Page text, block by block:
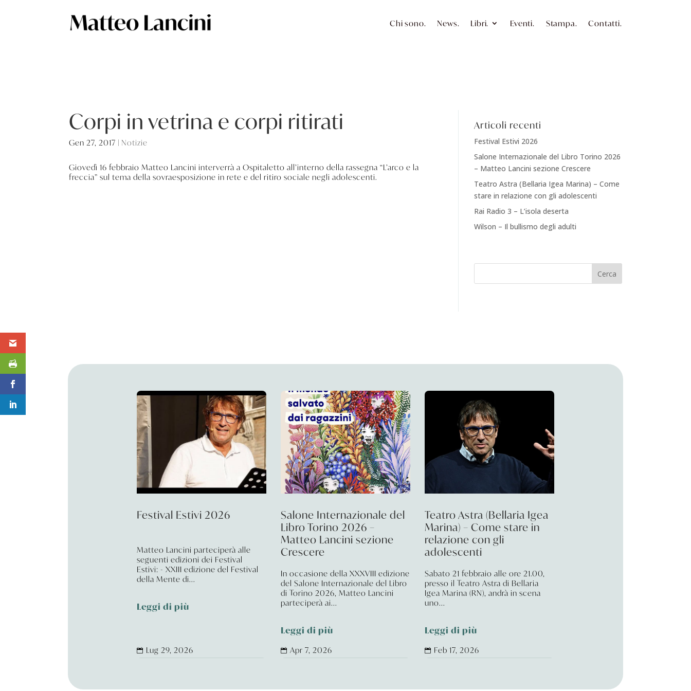
Chi sono. News. Libri. Eventi. Stampa. Contatti.
Corpi in vetrina e corpi ritirati
Gen 27, 2017 | Notizie
Giovedì 16 febbraio Matteo Lancini interverrà a Ospitaletto all’interno della rassegna “L’arco e la
freccia” sul tema della sovraesposizione in rete e del ritiro sociale negli adolescenti.
Articoli recenti
Festival Estivi 2026
Salone Internazionale del Libro Torino 2026
– Matteo Lancini sezione Crescere
Teatro Astra (Bellaria Igea Marina) – Come
stare in relazione con gli adolescenti
Rai Radio 3 – L’isola deserta
Wilson – Il bullismo degli adulti
Festival Estivi 2026
Matteo Lancini parteciperà alle
seguenti edizioni dei Festival
Estivi: - XXIII edizione del Festival
della Mente di...
Leggi di più
 Lug 29, 2026
Salone Internazionale del
Libro Torino 2026 –
Matteo Lancini sezione
Crescere
In occasione della XXXVIII edizione
del Salone Internazionale del Libro
di Torino 2026, Matteo Lancini
parteciperà ai...
Leggi di più
 Apr 7, 2026
Teatro Astra (Bellaria Igea
Marina) – Come stare in
relazione con gli
adolescenti
Sabato 21 febbraio alle ore 21.00,
presso il Teatro Astra di Bellaria
Igea Marina (RN), andrà in scena
uno...
Leggi di più
 Feb 17, 2026